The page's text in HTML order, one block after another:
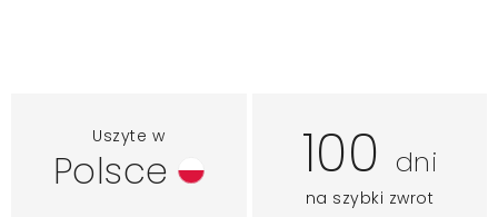
Uszyte w
Polsce 100 dni
na szybki zwrot